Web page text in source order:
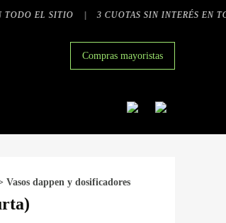
EL SITIO 3 CUOTAS SIN INTERÉS EN
Compras mayoristas
Vasos dappen y dosificadores